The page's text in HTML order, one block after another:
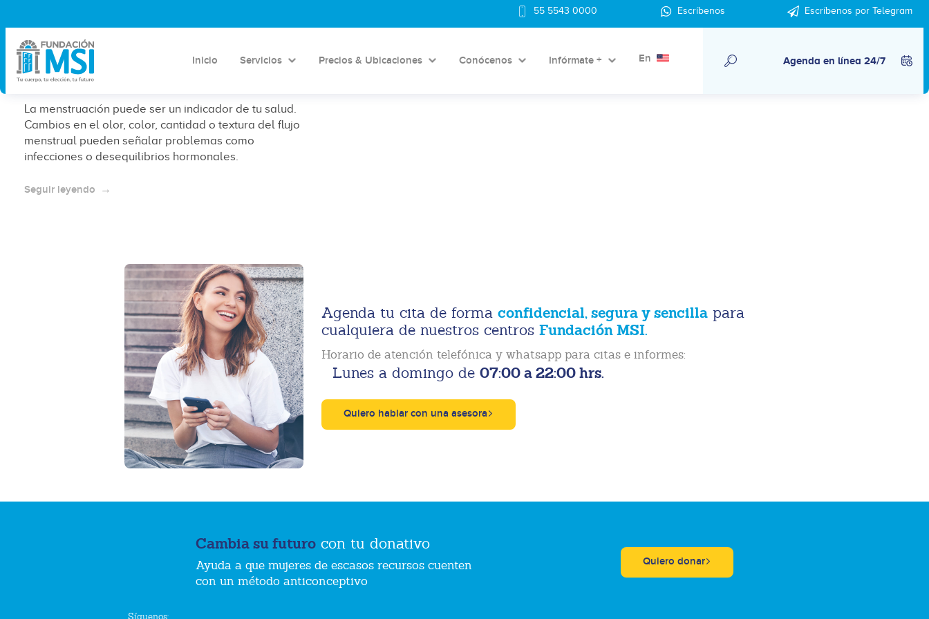
55 5543 0000 Escríbenos Escríbenos por Telegram
Inicio Servicios Precios & Ubicaciones Conócenos Infórmate + En Agenda en línea 24/7
¿Qué no es normal en tu
menstruación? Olor, color, cantidad
y textura
La menstruación puede ser un indicador de tu salud.
Cambios en el olor, color, cantidad o textura del flujo
menstrual pueden señalar problemas como
infecciones o desequilibrios hormonales.
Seguir leyendo
Agenda tu cita de forma confidencial, segura y sencillapara
cualquiera de nuestros centros Fundación MSI.
Horario de atención telefónica y whatsapp para citas e informes:
Lunes a domingo de 07:00 a 22:00 hrs.
Quiero hablar con una asesora
Cambia su futuro con tu donativo
Ayuda a que mujeres de escasos recursos cuenten
con un método anticonceptivo
Quiero donar